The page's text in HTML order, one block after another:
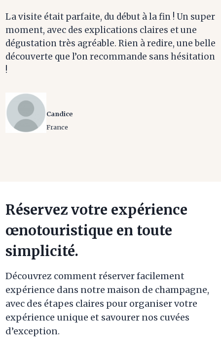
La visite était parfaite, du début à la fin ! Un super
moment, avec des explications claires et une
dégustation très agréable. Rien à redire, une belle
découverte que l’on recommande sans hésitation
!
Candice
France
Réservez votre expérience
œnotouristique en toute
simplicité.
Découvrez comment réserver facilement
expérience dans notre maison de champagne,
avec des étapes claires pour organiser votre
expérience unique et savourer nos cuvées
d’exception.